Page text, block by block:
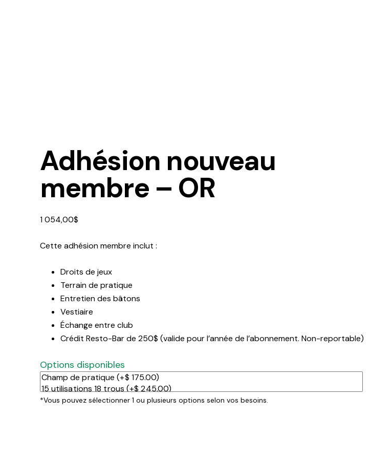
Adhésion nouveau
membre – OR
1 054,00$
Cette adhésion membre inclut :
Droits de jeux
Terrain de pratique
Entretien des bâtons
Vestiaire
Échange entre club
Crédit Resto-Bar de 250$ (valide pour l’année de l’abonnement. Non-reportable)
Options disponibles
*Vous pouvez sélectionner 1 ou plusieurs options selon vos besoins.